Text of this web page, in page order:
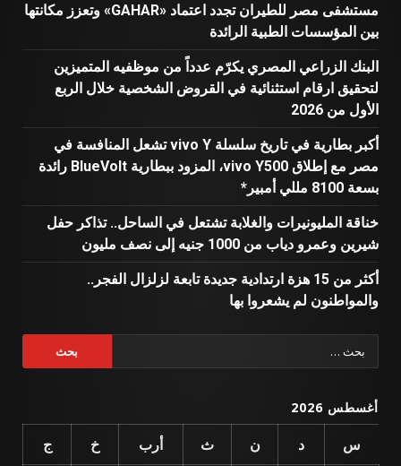
مستشفى مصر للطيران تجدد اعتماد «GAHAR» وتعزز مكانتها
بين المؤسسات الطبية الرائدة
البنك الزراعي المصري يكرّم عدداً من موظفيه المتميزين
لتحقيق ارقام استثنائية في القروض الشخصية خلال الربع
الأول من 2026
أكبر بطارية في تاريخ سلسلة vivo Y تشعل المنافسة في
مصر مع إطلاق vivo Y500، المزود ببطارية BlueVolt رائدة
بسعة 8100 مللي أمبير*
خناقة المليونيرات والغلابة تشتعل في الساحل.. تذاكر حفل
شيرين وعمرو دياب من 1000 جنيه إلى نصف مليون
أكثر من 15 هزة ارتدادية جديدة تابعة لزلزال الفجر..
والمواطنون لم يشعروا بها
عن:
أغسطس 2026
س د ن ث أرب خ ج